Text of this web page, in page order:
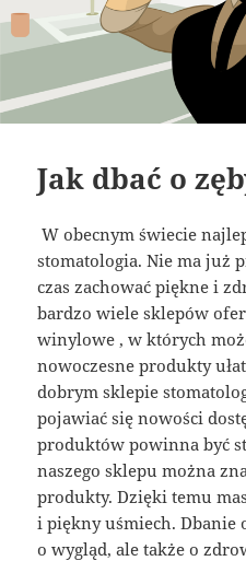
Jak dbać o
W obecnym świecie
stomatologia. Nie ma już
czas zachować piękne i
bardzo wiele sklepów
winylowe , w których
nowoczesne produkty
dobrym sklepie
pojawiać się nowości
produktów powinna być
naszego sklepu można
produkty. Dzięki temu
i piękny uśmiech. Dbanie
o wygląd, ale także o